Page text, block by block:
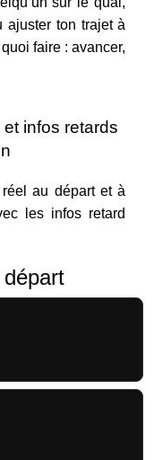
ajuster ton trajet à
faire : avancer,
infos retards
au départ et à
les infos retard